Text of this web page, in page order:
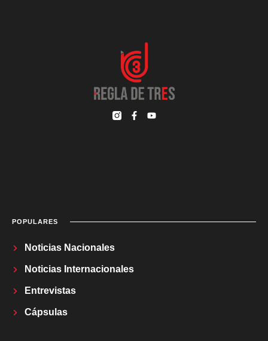
POPULARES
Noticias Nacionales
Noticias Internacionales
Entrevistas
Cápsulas